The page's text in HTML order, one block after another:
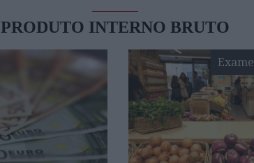
PRODUTO INTERNO BRUTO
Exame